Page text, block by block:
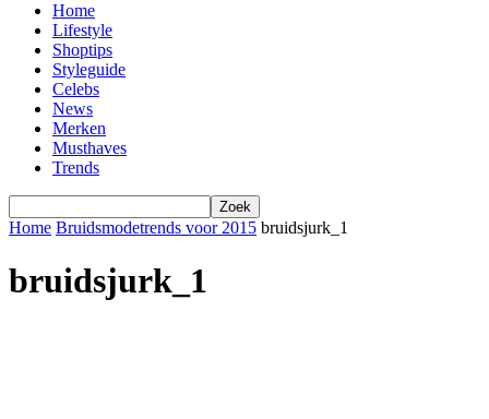
Home
Lifestyle
Shoptips
Styleguide
Celebs
News
Merken
Musthaves
Trends
Home Bruidsmodetrends voor 2015 bruidsjurk_1
bruidsjurk_1